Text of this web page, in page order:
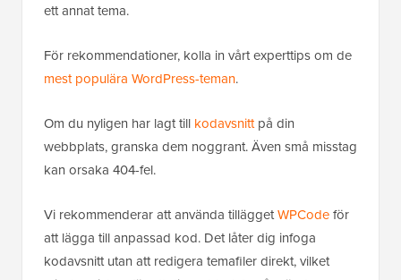
ett annat tema.
För rekommendationer, kolla in vårt experttips om de
mest populära WordPress-teman.
Om du nyligen har lagt till kodavsnittpå din
webbplats, granska dem noggrant. Även små misstag
kan orsaka 404-fel.
Vi rekommenderar att använda tilläggetWPCodeför
att lägga till anpassad kod. Det låter dig infoga
kodavsnitt utan att redigera temafiler direkt, vilket